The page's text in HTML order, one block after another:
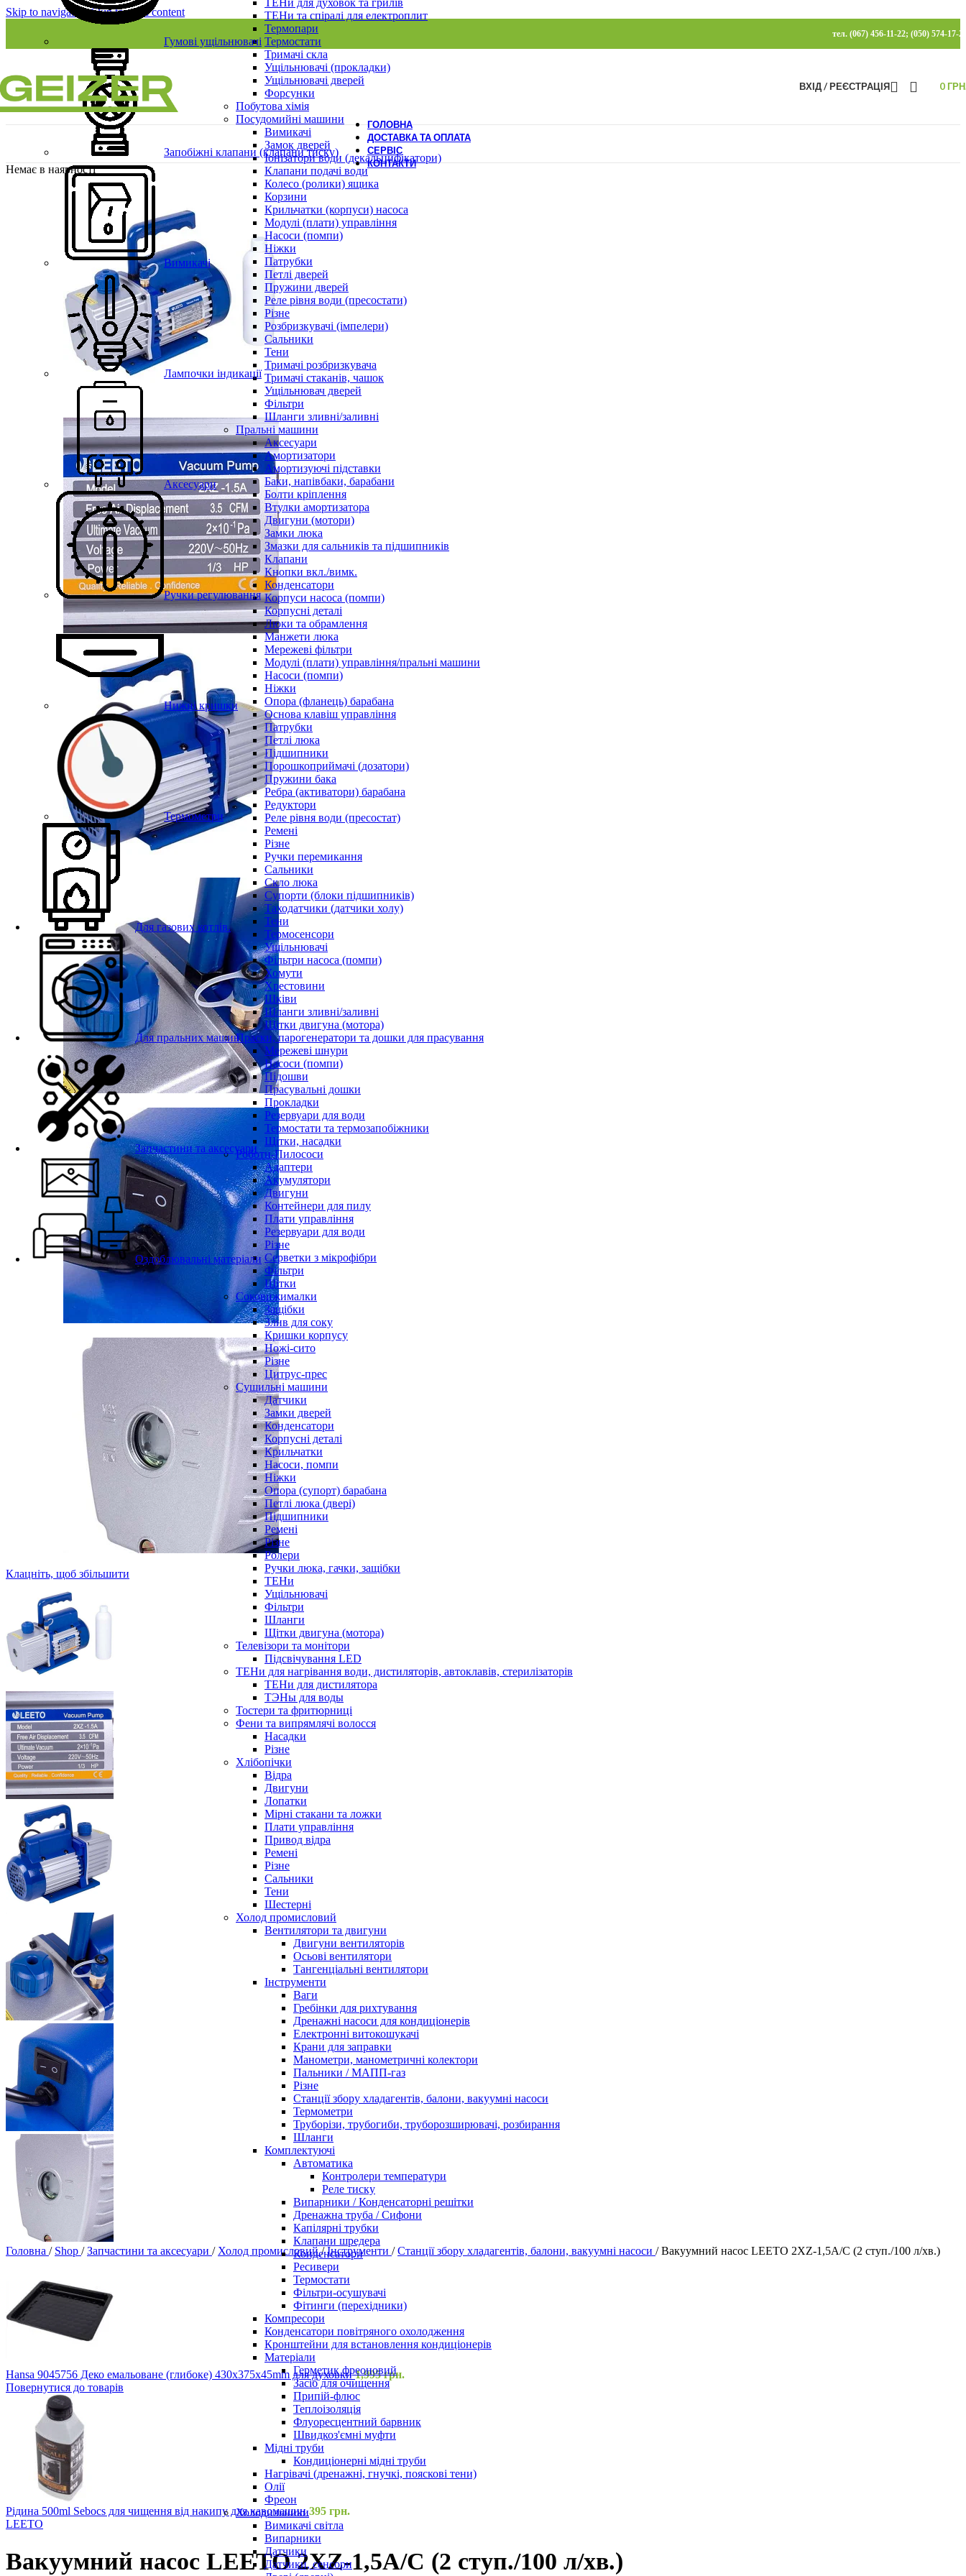
Skip to navigationSkip to main content
тел. (067) 456-11-22; (050) 574-17-
ТЕНи та спіралі для електроплит
Термопари
Термостати
Тримачі скла
Ущільнювачі (прокладки)
Ущільнювачі дверей
Форсунки
Побутова хімія
Посудомийні машини
Вимикачі
Замок дверей
Іонізатори води (декальцифікатори)
Клапани подачі води
Колесо (ролики) ящика
Корзини
Крильчатки (корпуси) насоса
Модулі (плати) управління
Насоси (помпи)
Ніжки
Патрубки
Петлі дверей
Пружини дверей
Реле рівня води (пресостати)
Різне
Розбризкувачі (імпелери)
Сальники
Тени
Тримачі розбризкувача
Тримачі стаканів, чашок
Ущільнювач дверей
Фільтри
Шланги зливні/заливні
Пральні машини
Аксесуари
Амортизатори
Амортизуючі підставки
Баки, напівбаки, барабани
Болти кріплення
Втулки амортизатора
Двигуни (мотори)
Замки люка
Змазки для сальників та підшипників
Клапани
Кнопки вкл./вимк.
Конденсатори
Корпуси насоса (помпи)
Корпусні деталі
Люки та обрамлення
Манжети люка
Мережеві фільтри
Модулі (плати) управління/пральні машини
Насоси (помпи)
Ніжки
Опора (фланець) барабана
Основа клавіш управління
Патрубки
Петлі люка
Підшипники
Порошкоприймачі (дозатори)
Пружини бака
Ребра (активатори) барабана
Редуктори
Реле рівня води (пресостат)
Ремені
Різне
Ручки перемикання
Сальники
Скло люка
Супорти (блоки підшипників)
Таходатчики (датчики холу)
Тени
Термосенсори
Ущільнювачі
Фільтри насоса (помпи)
Хомути
Хрестовини
Шківи
Шланги зливні/заливні
Щітки двигуна (мотора)
Праски, парогенератори та дошки для прасування
Мережеві шнури
Насоси (помпи)
Підошви
Прасувальні дошки
Прокладки
Резервуари для води
Термостати та термозапобіжники
Щітки, насадки
Роботи-Пилососи
Адаптери
Акумулятори
Двигуни
Контейнери для пилу
Плати управління
Резервуари для води
Різне
Серветки з мікрофібри
Фільтри
Щітки
Соковижималки
Защібки
Злив для соку
Кришки корпусу
Ножі-сито
Різне
Цитрус-прес
Сушильні машини
Датчики
Замки дверей
Конденсатори
Корпусні деталі
Крильчатки
Насоси, помпи
Ніжки
Опора (супорт) барабана
Петлі люка (двері)
Підшипники
Ремені
Різне
Ролери
Ручки люка, гачки, защібки
ТЕНи
Ущільнювачі
Фільтри
Шланги
Щітки двигуна (мотора)
Телевізори та монітори
Підсвічування LED
ТЕНи для нагрівання води, дистиляторів, автоклавів, стерилізаторів
ТЕНи для дистилятора
ТЭНы для воды
Тостери та фритюрниці
Фени та випрямлячі волосся
Насадки
Різне
Хлібопічки
Відра
Двигуни
Лопатки
Мірні стакани та ложки
Плати управління
Привод відра
Ремені
Різне
Сальники
Тени
Шестерні
Холод промисловий
Вентилятори та двигуни
Двигуни вентиляторів
Осьові вентилятори
Тангенціальні вентилятори
Інструменти
Ваги
Гребінки для рихтування
Дренажні насоси для кондиціонерів
Електронні витокошукачі
Крани для заправки
Манометри, манометричні колектори
Пальники / МАПП-газ
Різне
Станції збору хладагентів, балони, вакуумні насоси
Термометри
Труборізи, трубогиби, труборозширювачі, розбирання
Шланги
Комплектуючі
Автоматика
Контролери температури
Реле тиску
Випарники / Конденсаторні решітки
Дренажна труба / Сифони
Капілярні трубки
Клапани шредера
Конденсатори
Ресивери
Термостати
Фільтри-осушувачі
Фітинги (перехідники)
Компресори
Конденсатори повітряного охолодження
Кронштейни для встановлення кондиціонерів
Матеріали
Герметик фреоновий
Засіб для очищення
Припій-флюс
Теплоізоляція
Флуоресцентний барвник
Швидкоз'ємні муфти
Мідні труби
Кондиціонерні мідні труби
Нагрівачі (дренажні, гнучкі, пояскові тени)
Олії
Фреон
Холодильники
Вимикачі світла
Випарники
Датчики
Датчики, сенсори
ВХІД / РЕЄСТРАЦІЯ 0
Гумові ущільнювачі
Запобіжні клапани (клапани тиску)
Вимикачі
Лампочки індикації
Аксесуари
Ручки регулювання
Нижні кришки
Термометри
Для газових котлів.
Для пральних машин
Запчастини та аксесуари
Оздоблювальні матеріали
ГОЛОВНА
ДОСТАВКА ТА ОПЛАТА
СЕРВІС
КОНТАКТИ
Немає в наявності
Клацніть, щоб збільшити
Головна / Shop / Запчастини та аксесуари / Холод промисловий/ Інструменти / Станції збору хладагентів, балони, вакуумні насоси / Вакуумний насос LEETO 2XZ-1,5A/C (2 ступ./100 л/хв.)
Hansa 9045756 Деко емальоване (глибоке) 430x375x45mm для духовки1,995грн.
Повернутися до товарів
Рідина 500ml Sebocs для чищення від накипу для кавомашин395 грн.
LEETO
Вакуумний насос LEETO 2XZ-1,5A/C (2 ступ./100 л/хв.)